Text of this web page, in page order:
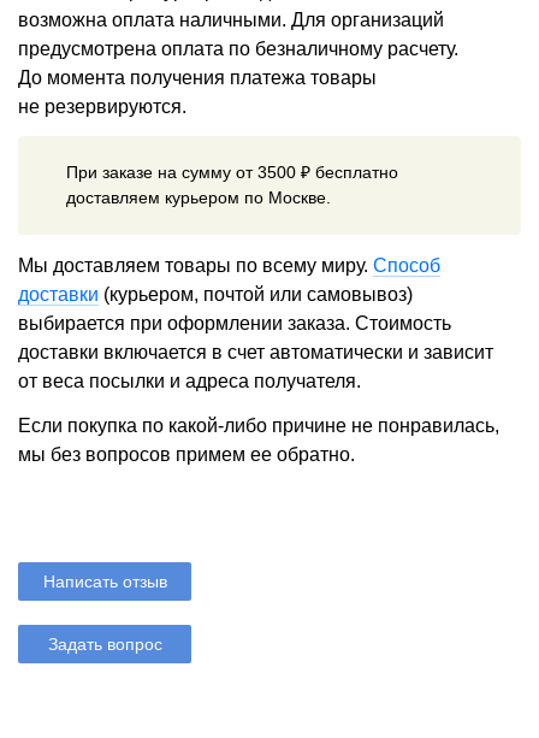
возможна оплата наличными. Для организаций
предусмотрена оплата по безналичному расчету.
До момента получения платежа товары
не резервируются.
При заказе на сумму от 3500 ₽ бесплатно
доставляем курьером по Москве.
Мы доставляем товары по всему миру. Способ
доставки (курьером, почтой или самовывоз)
выбирается при оформлении заказа. Стоимость
доставки включается в счет автоматически и зависит
от веса посылки и адреса получателя.
Если покупка по какой-либо причине не понравилась,
мы без вопросов примем ее обратно.
Написать отзыв
Задать вопрос